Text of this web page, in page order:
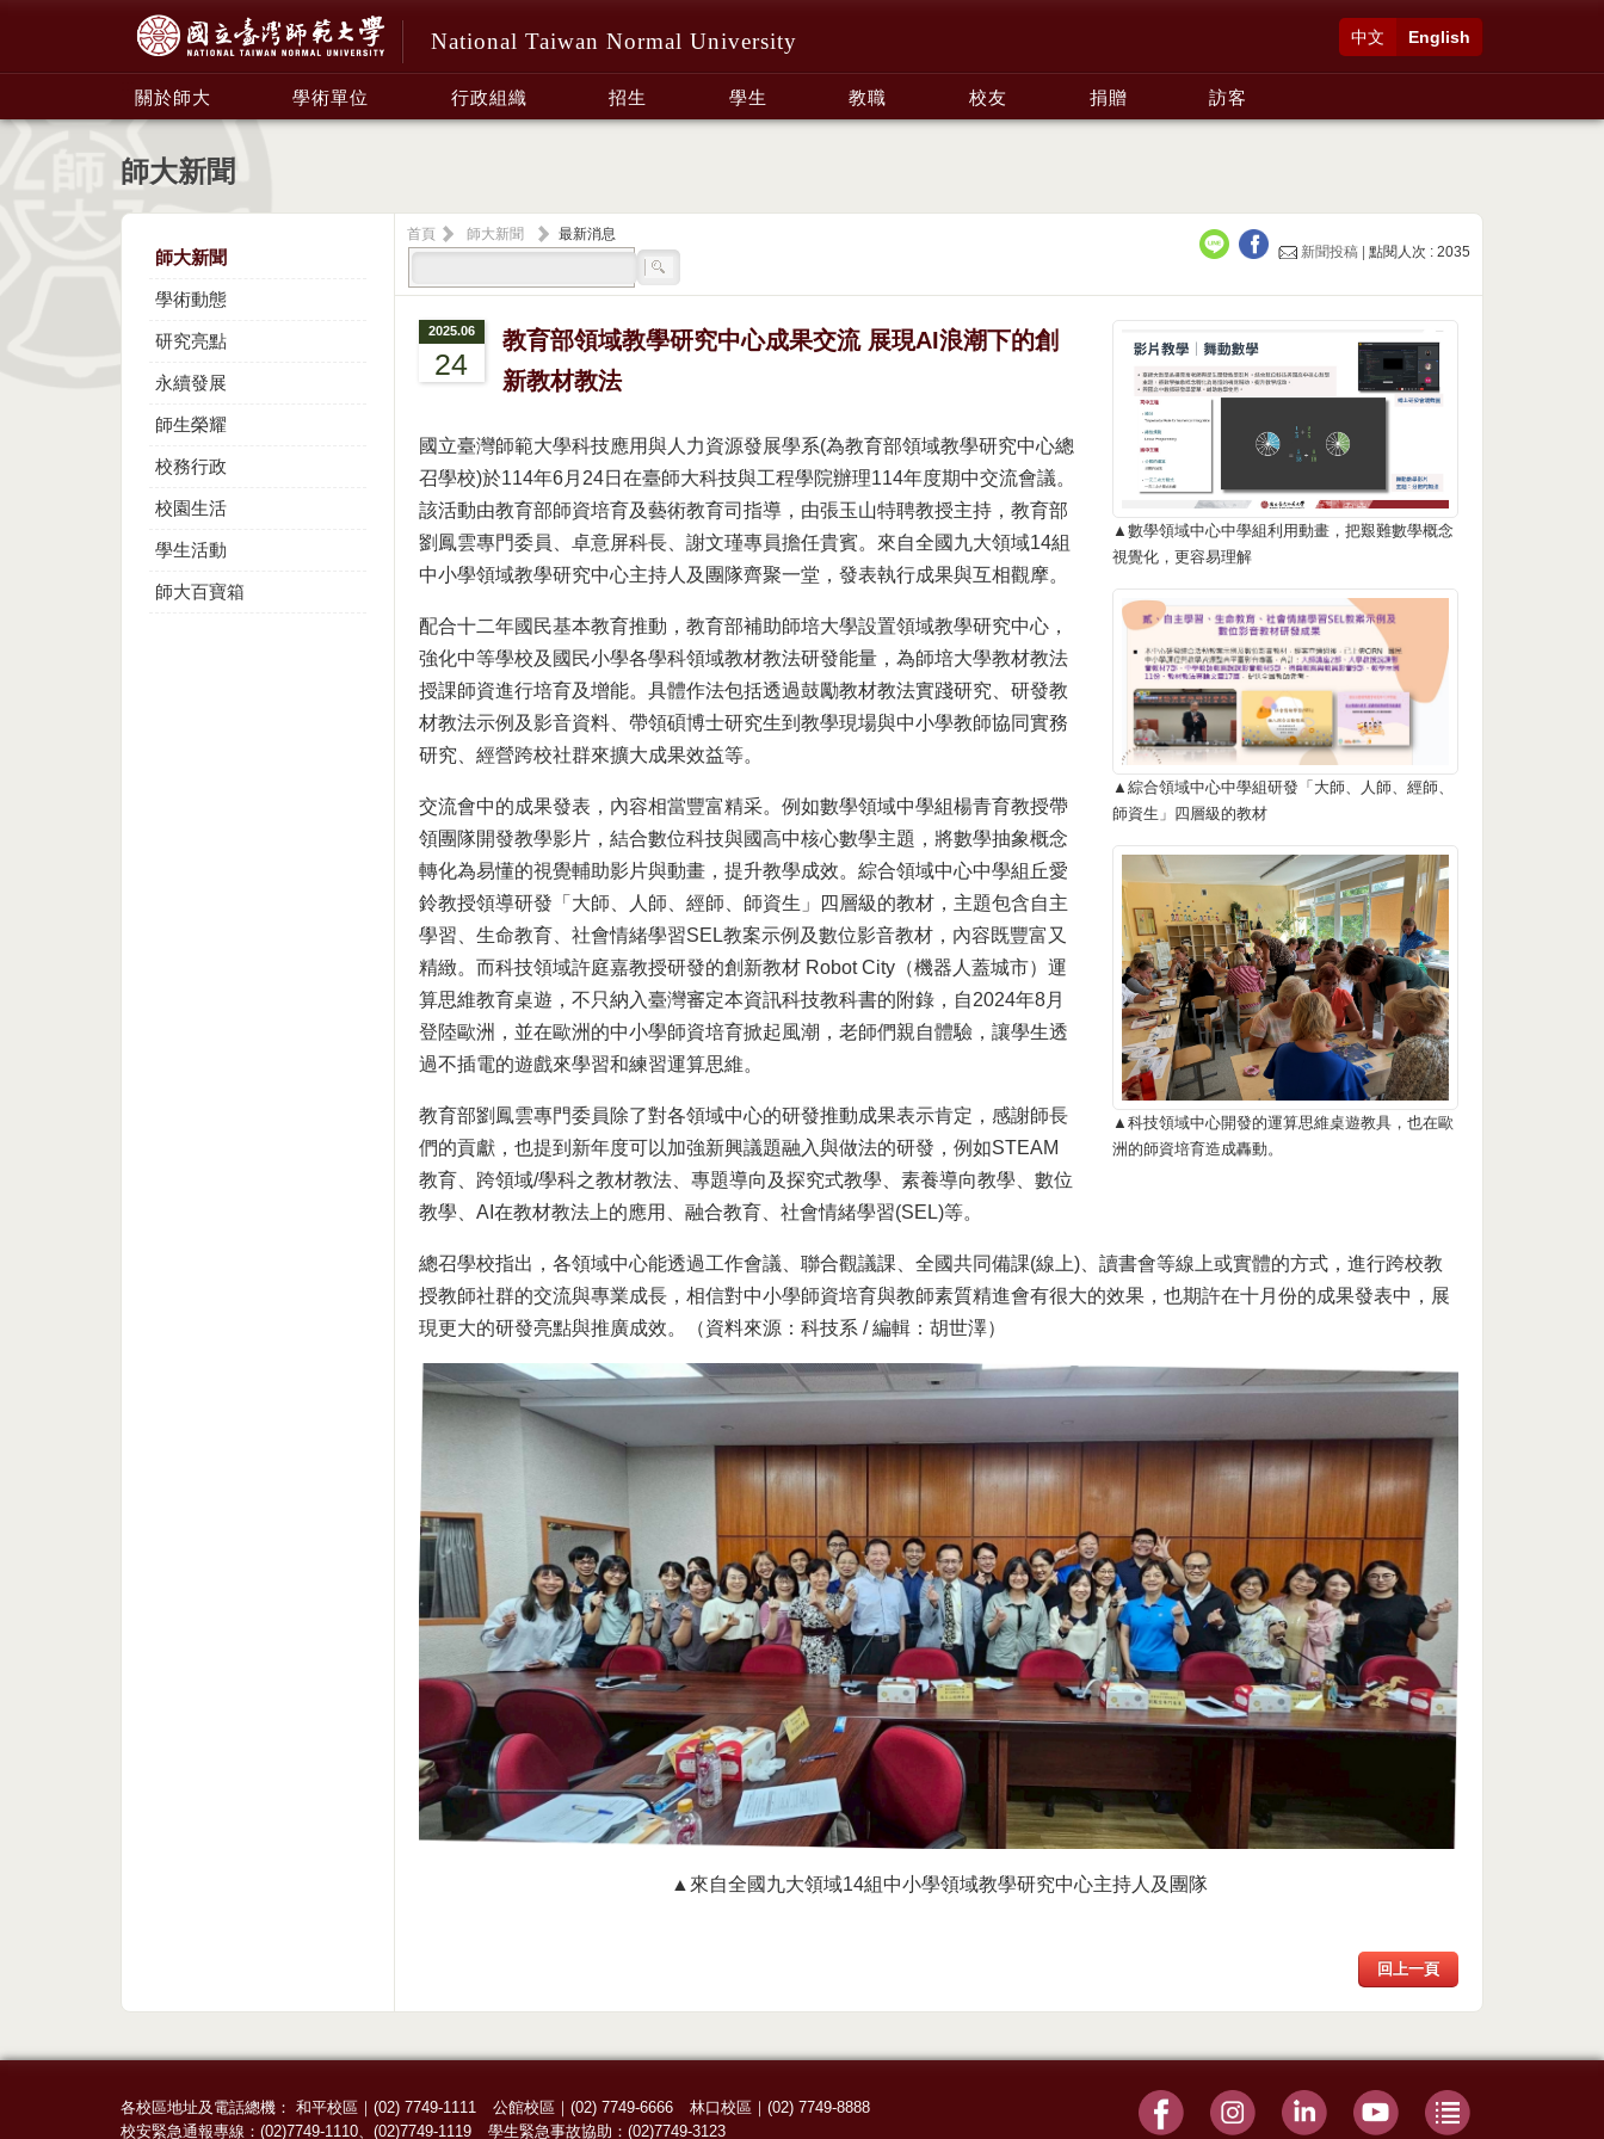
National Taiwan Normal University English
中文
關於師大 學術單位 行政組織 招生 學生 教職 校友 捐贈 訪客
師大新聞
師大新聞
學術動態
研究亮點
永續發展
師生榮耀
校務行政
校園生活
學生活動
師大百寶箱
首頁 師大新聞
最新消息
新聞投稿 |點閱人次 : 2035
▲數學領域中心中學組利用動畫，把艱難數學概念
視覺化，更容易理解
▲綜合領域中心中學組研發「大師、人師、經師、
師資生」四層級的教材
▲科技領域中心開發的運算思維桌遊教具，也在歐
洲的師資培育造成轟動。
2025.06
24
教育部領域教學研究中心成果交流 展現AI浪潮下的創
新教材教法
國立臺灣師範大學科技應用與人力資源發展學系(為教育部領域教學研究中心總
召學校)於114年6月24日在臺師大科技與工程學院辦理114年度期中交流會議。
該活動由教育部師資培育及藝術教育司指導，由張玉山特聘教授主持，教育部
劉鳳雲專門委員、卓意屏科長、謝文瑾專員擔任貴賓。來自全國九大領域14組
中小學領域教學研究中心主持人及團隊齊聚一堂，發表執行成果與互相觀摩。
配合十二年國民基本教育推動，教育部補助師培大學設置領域教學研究中心，
強化中等學校及國民小學各學科領域教材教法研發能量，為師培大學教材教法
授課師資進行培育及增能。具體作法包括透過鼓勵教材教法實踐研究、研發教
材教法示例及影音資料、帶領碩博士研究生到教學現場與中小學教師協同實務
研究、經營跨校社群來擴大成果效益等。
交流會中的成果發表，內容相當豐富精采。例如數學領域中學組楊青育教授帶
領團隊開發教學影片，結合數位科技與國高中核心數學主題，將數學抽象概念
轉化為易懂的視覺輔助影片與動畫，提升教學成效。綜合領域中心中學組丘愛
鈴教授領導研發「大師、人師、經師、師資生」四層級的教材，主題包含自主
學習、生命教育、社會情緒學習SEL教案示例及數位影音教材，內容既豐富又
精緻。而科技領域許庭嘉教授研發的創新教材 Robot City（機器人蓋城市）運
算思維教育桌遊，不只納入臺灣審定本資訊科技教科書的附錄，自2024年8月
登陸歐洲，並在歐洲的中小學師資培育掀起風潮，老師們親自體驗，讓學生透
過不插電的遊戲來學習和練習運算思維。
教育部劉鳳雲專門委員除了對各領域中心的研發推動成果表示肯定，感謝師長
們的貢獻，也提到新年度可以加強新興議題融入與做法的研發，例如STEAM
教育、跨領域/學科之教材教法、專題導向及探究式教學、素養導向教學、數位
教學、AI在教材教法上的應用、融合教育、社會情緒學習(SEL)等。
總召學校指出，各領域中心能透過工作會議、聯合觀議課、全國共同備課(線上)、讀書會等線上或實體的方式，進行跨校教
授教師社群的交流與專業成長，相信對中小學師資培育與教師素質精進會有很大的效果，也期許在十月份的成果發表中，展
現更大的研發亮點與推廣成效。（資料來源：科技系 / 編輯：胡世澤）
▲來自全國九大領域14組中小學領域教學研究中心主持人及團隊
回上一頁
各校區地址及電話總機： 和平校區｜ (02) 7749-1111 公館校區｜ (02) 7749-6666 林口校區｜ (02) 7749-8888
校安緊急通報專線： (02)7749-1110、 (02)7749-1119 學生緊急事故協助： (02)7749-3123